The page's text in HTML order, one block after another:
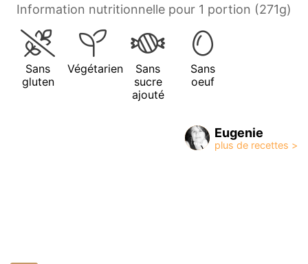
Information nutritionnelle pour 1 portion (271g)
Sans
gluten
Végétarien
Sans
sucre
ajouté
Sans
oeuf
Eugenie